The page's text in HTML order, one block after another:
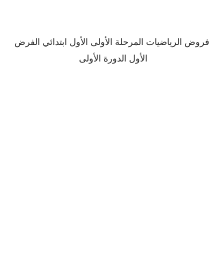
فروض الرياضيات المرحلة الأولى الأول ابتدائي الفرض
الأول الدورة الأولى